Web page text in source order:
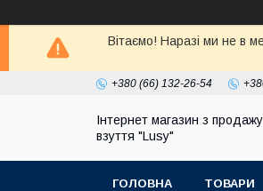
Вітаємо! Наразі ми не в
+380 (66) 132-26-54
Інтернет магазин з продажу
взуття "Lusy"
ГОЛОВНА ТОВАРИ